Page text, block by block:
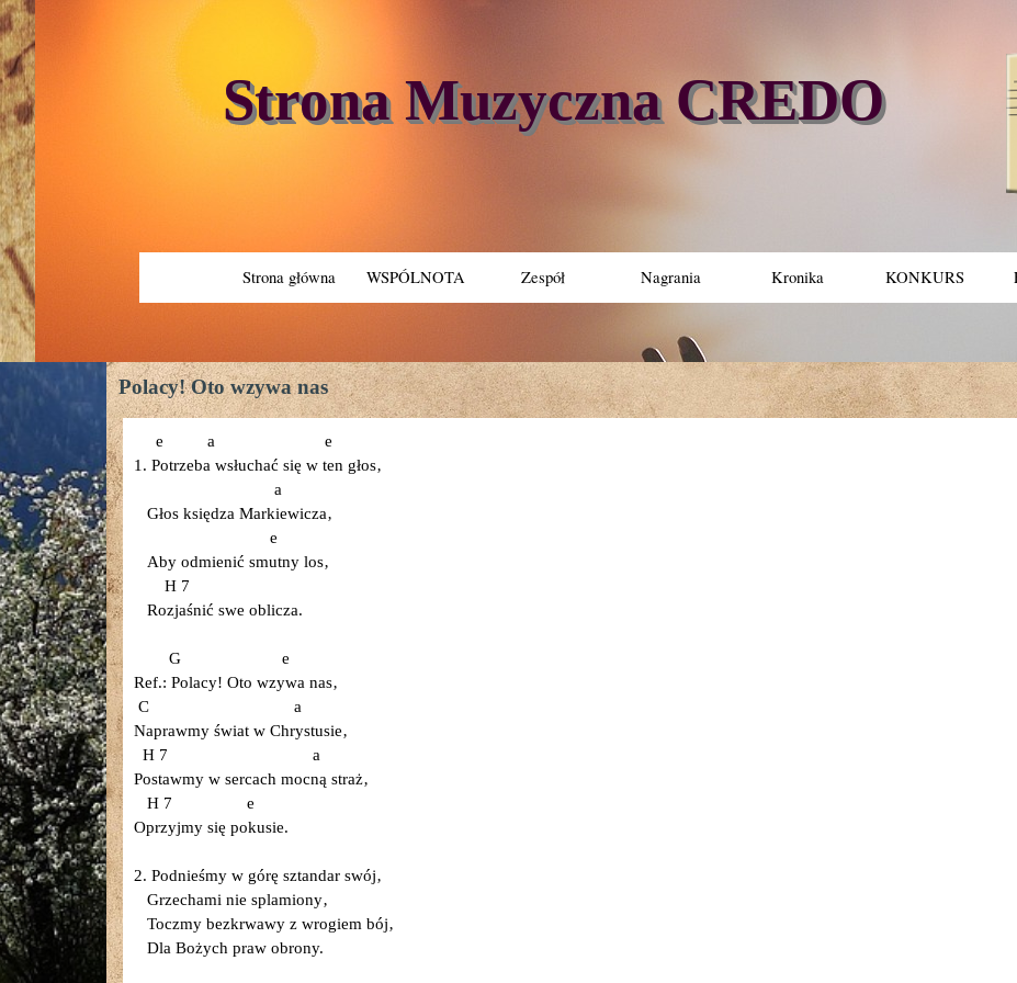
Strona główna WSPÓLNOTA Zespół Nagrania Kronika KONKURS
Strona Muzyczna CREDO
Polacy! Oto wzywa nas
e a e
1. Potrzeba wsłuchać się w ten głos‚
a
Głos księdza Markiewicza‚
e
Aby odmienić smutny los‚
H 7
Rozjaśnić swe oblicza.
G e
Ref.: Polacy! Oto wzywa nas‚
C a
Naprawmy świat w Chrystusie‚
H 7 a
Postawmy w sercach mocną straż‚
H 7 e
Oprzyjmy się pokusie.
2. Podnieśmy w górę sztandar swój‚
Grzechami nie splamiony‚
Toczmy bezkrwawy z wrogiem bój‚
Dla Bożych praw obrony.